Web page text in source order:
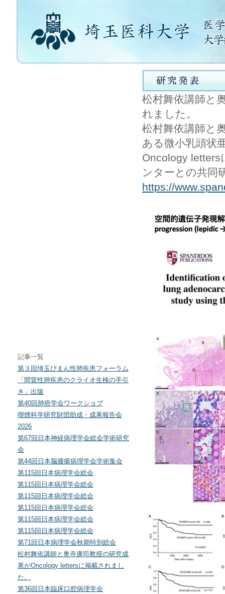
松村舞依講師と
れました。
松村舞依講師と
ある微小乳頭状
Oncology letters
ンターとの共同
https://
記事一覧
第３回埼玉びまん性肺疾患フォーラム
「間質性肺疾患のクライオ生検の手引
き」出版
第40回肺癌学会ワークショプ
喫煙科学研究財団助成・成果報告会
2026
第67回日本神経病理学会総会学術研究
会
第44回日本脳腫瘍病理学会学術集会
第115回日本病理学会総会
第115回日本病理学会総会
第115回日本病理学会総会
第115回日本病理学会総会
第115回日本病理学会総会
第115回日本病理学会総会
第71回日本病理学会秋期特別総会
松村舞依講師と奥寺康司教授の研究成
果がOncology lettersに掲載されまし
た。
第36回日本臨床口腔病理学会